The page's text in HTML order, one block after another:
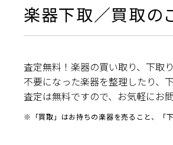
楽器下取／買取の
査定無料！楽器の買い取り、下取
不要になった楽器を整理したり、
査定は無料ですので、お気軽にお
※「買取」はお持ちの楽器を売ること、「